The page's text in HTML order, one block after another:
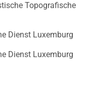
Topografische
Dienst Luxemburg
Dienst Luxemburg